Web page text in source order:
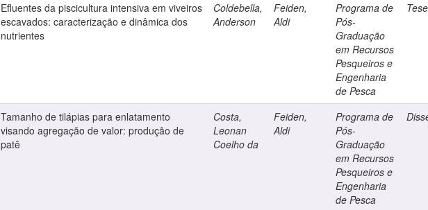
Efluentes da piscicultura intensiva em viveiros
escavados: caracterização e dinâmica dos
nutrientes
Coldebella,
Anderson
Feiden,
Aldi
Programa de
Pós-
Graduação
em Recursos
Pesqueiros e
Engenharia
de Pesca
Tese
Tamanho de tilápias para enlatamento
visando agregação de valor: produção de
patê
Costa,
Leonan
Coelho da
Feiden,
Aldi
Programa de
Pós-
Graduação
em Recursos
Pesqueiros e
Engenharia
de Pesca